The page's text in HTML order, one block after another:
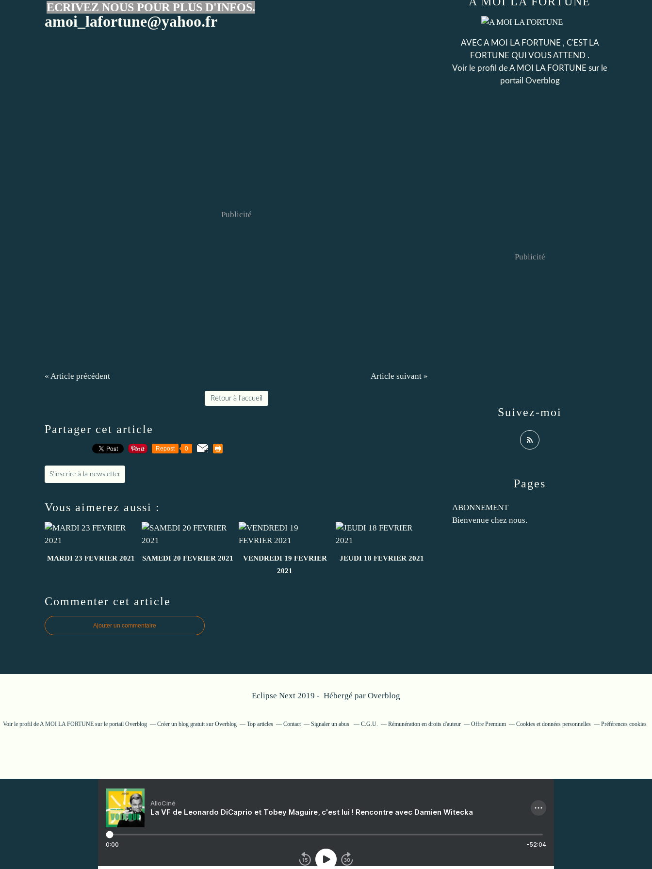
ECRIVEZ NOUS POUR PLUS D'INFOS.
amoi_lafortune@yahoo.fr
Publicité
« Article précédent Article suivant »
Retour à l'accueil
Partager cet article
Repost 0
S'inscrire à la newsletter
Vous aimerez aussi :
MARDI 23 FEVRIER 2021 SAMEDI 20 FEVRIER 2021
VENDREDI 19 FEVRIER
2021
JEUDI 18 FEVRIER 2021
Commenter cet article
Ajouter un commentaire
Pages
ABONNEMENT
Bienvenue chez nous.
AVEC A MOI LA FORTUNE , C'EST LA
FORTUNE QUI VOUS ATTEND .
Voir le profil deA MOI LA FORTUNE sur le
portail Overblog
Suivez-moi
Publicité
Eclipse Next 2019 - Hébergé par Overblog
Voir le profil de A MOI LA FORTUNEsur le portail Overblog Créer un blog gratuit sur Overblog Top articles Contact Signaler un abus C.G.U. Rémunération en droits d'auteur Offre Premium Cookies et données personnelles Préférences cookies
AlloCiné
La VF de Leonardo DiCaprio et Tobey Maguire, c'est lui ! Rencontre avec Damien Witecka
0:00 -52:04